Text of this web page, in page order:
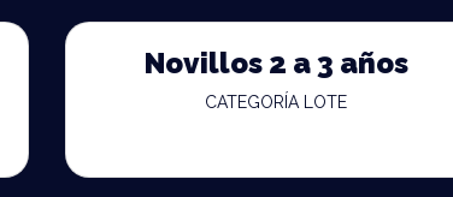
Novillos 2 a 3 años
CATEGORÍA LOTE